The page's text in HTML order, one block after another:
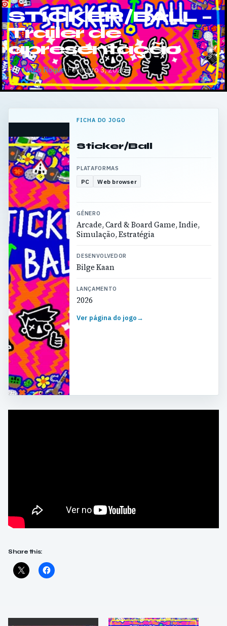
STICKER/BALL –
Trailer de
apresentação
PorTiago Roque·Fevereiro 3, 2026
FICHA DO JOGO
Sticker/Ball
PLATAFORMAS
PC Web browser
GÉNERO
Arcade, Card & Board Game, Indie,
Simulação, Estratégia
DESENVOLVEDOR
Bilge Kaan
LANÇAMENTO
2026
Ver página do jogo→
Share this: